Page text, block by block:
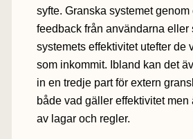
syfte. Granska systemet
feedback från användarna eller
systemets effektivitet utefter de
som inkommit. Ibland kan det
in en tredje part för extern
både vad gäller effektivitet men
av lagar och regler.